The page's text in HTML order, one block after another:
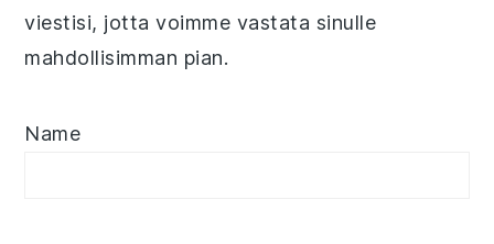
viestisi, jotta voimme vastata sinulle
mahdollisimman pian.
Name